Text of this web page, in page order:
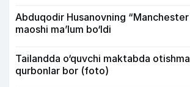
Abduqodir Husanovning
maoshi ma’lum bo‘ldi
Tailandda o‘quvchi maktabda
qurbonlar bor (foto)